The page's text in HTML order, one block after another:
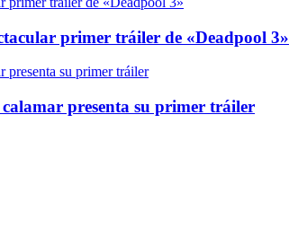
primer tráiler de «Deadpool 3»
presenta su primer tráiler